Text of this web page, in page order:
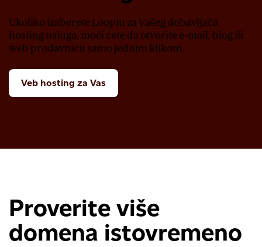
Ukoliko izaberete Loopiu za Vašeg dobavljača
hosting usluga, moći ćete da otvorite e-mail, blog ili
web prodavnicu samo jednim klikom.
Veb hosting za Vas
Proverite više
domena istovremeno